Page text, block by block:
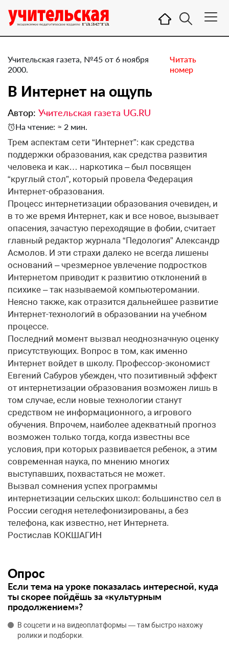
Учительская газета, №45 от 6 ноября
2000.
Читать
номер
В Интернет на ощупь
Автор: Учительская газета UG.RU
На чтение: ≈ 2 мин.
Трем аспектам сети “Интернет”: как средства
поддержки образования, как средства развития
человека и как… наркотика – был посвящен
“круглый стол”, который провела Федерация
Интернет-образования.
Процесс интернетизации образования очевиден, и
в то же время Интернет, как и все новое, вызывает
опасения, зачастую переходящие в фобии, считает
главный редактор журнала “Педология” Александр
Асмолов. И эти страхи далеко не всегда лишены
оснований – чрезмерное увлечение подростков
Интернетом приводит к развитию отклонений в
психике – так называемой компьютеромании.
Неясно также, как отразится дальнейшее развитие
Интернет-технологий в образовании на учебном
процессе.
Последний момент вызвал неоднозначную оценку
присутствующих. Вопрос в том, как именно
Интернет войдет в школу. Профессор-экономист
Евгений Сабуров убежден, что позитивный эффект
от интернетизации образования возможен лишь в
том случае, если новые технологии станут
средством не информационного, а игрового
обучения. Впрочем, наиболее адекватный прогноз
возможен только тогда, когда известны все
условия, при которых развивается ребенок, а этим
современная наука, по мнению многих
выступавших, похвастаться не может.
Вызвал сомнения успех программы
интернетизации сельских школ: большинство сел в
России сегодня нетелефонизированы, а без
телефона, как известно, нет Интернета.
Ростислав КОКШАГИН
Опрос
Если тема на уроке показалась интересной, куда
ты скорее пойдёшь за «культурным
продолжением»?
В соцсети и на видеоплатформы — там быстро нахожу
ролики и подборки.